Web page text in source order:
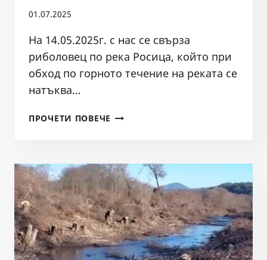
01.07.2025
На 14.05.2025г. с нас се свърза
риболовец по река Росица, който при
обход по горното течение на реката се
натъква…
ПРОЧЕТИ ПОВЕЧЕ СИГНАЛ
ДЕЙНОСТИ
В
РЕКА
РОСИЦА
ПРИ
СЕЛО
ВАЛЕВЦИ